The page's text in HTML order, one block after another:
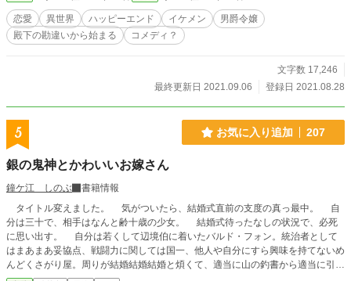
った！ これはライナルト様とお話しするチャンスなのでは？ よーし、せめ
てお友達になれるようにがんばろう！
恋愛 異世界 ハッピーエンド イケメン
男爵令嬢
殿下の勘違いから始まる
コメディ？
文字数 17,246
最終更新日 2021.09.06
登録日 2021.08.28
5 お気に入り追加 207
銀の鬼神とかわいいお嫁さん
鐘ケ江 しのぶ
書籍情報
タイトル変えました。 気がついたら、結婚式直前の支度の真っ最中。 自
分は三十で、相手はなんと齢十歳の少女。 結婚式待ったなしの状況で、必死
に思い出す。 自分は若くして辺境伯に着いたバルド・フォン。統治者として
はまあまあ妥協点、戦闘力に関しては国一、他人や自分にすら興味を持てないめ
んどくさがり屋。周りが結婚結婚結婚と煩くて、適当に山の釣書から適当に引き
当てたのが、ベルド伯爵家長女エミリアだった。 記憶の断片が脳裏に浮か